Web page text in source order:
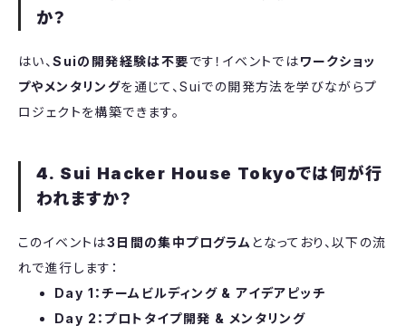
か？
​はい、Suiの開発経験は不要です！イベントではワークショッ
プやメンタリングを通じて、Suiでの開発方法を学びながらプ
ロジェクトを構築できます。
4. Sui Hacker House Tokyoでは何が行
われますか？
​このイベントは3日間の集中プログラム となっており、以下の流
れで進行します：
Day 1：チームビルディング & アイデアピッチ
Day 2：プロトタイプ開発 & メンタリング